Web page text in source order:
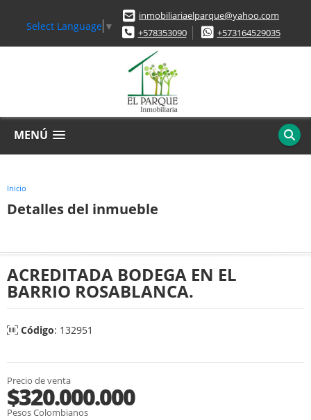
Select Language ▼
inmobiliariaelparque@yahoo.com
+578353090
+573164529035
MENÚ
Inicio
Detalles del inmueble
ACREDITADA BODEGA EN EL
BARRIO ROSABLANCA.
Código: 132951
Precio de venta
$320.000.000
Pesos Colombianos